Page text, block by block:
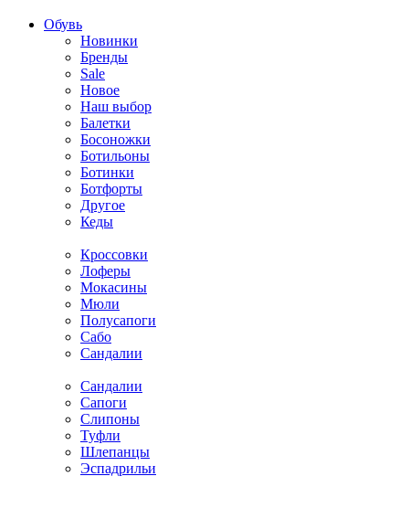
Обувь
Новинки
Бренды
Sale
Новое
Наш выбор
Балетки
Босоножки
Ботильоны
Ботинки
Ботфорты
Другое
Кеды
Кроссовки
Лоферы
Мокасины
Мюли
Полусапоги
Сабо
Сандалии
Сандалии
Сапоги
Слипоны
Туфли
Шлепанцы
Эспадрильи